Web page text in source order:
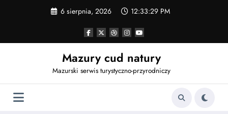
6 sierpnia, 2026 12:33:30 PM
Mazury cud natury
Mazurski serwis turystyczno-przyrodniczy